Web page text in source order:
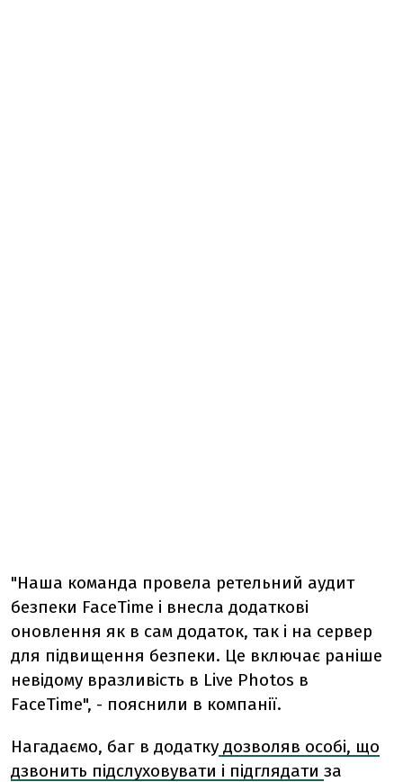
"Наша команда провела ретельний аудит
безпеки FaceTime і внесла додаткові
оновлення як в сам додаток, так і на сервер
для підвищення безпеки. Це включає раніше
невідому вразливість в Live Photos в
FaceTime", - пояснили в компанії.
Нагадаємо, баг в додатку дозволяв особі, що
дзвонить підслуховувати і підглядати за